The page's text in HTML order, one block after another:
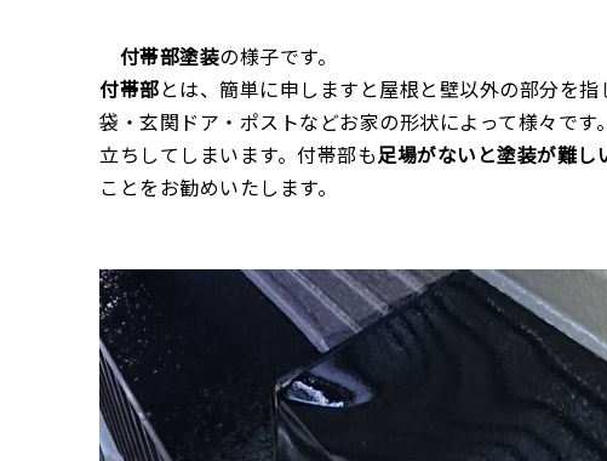
付帯部塗装の様子です。
付帯部とは、簡単に申しますと屋根と壁以外の部分を
袋・玄関ドア・ポストなどお家の形状によって様々で
立ちしてしまいます。付帯部も足場がないと塗装が難し
ことをお勧めいたします。